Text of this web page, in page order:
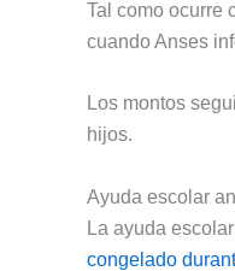
Tal como ocurre
cuando Anses
Los montos
hijos.
Ayuda escolar
La ayuda
congelado